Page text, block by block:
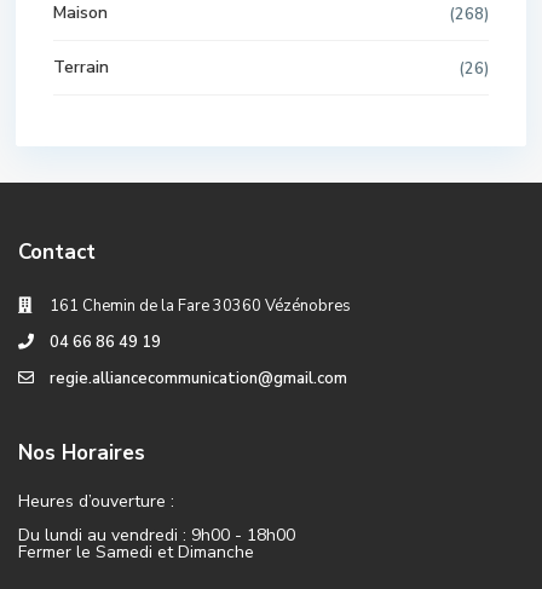
Maison (268)
Terrain (26)
Contact
161 Chemin de la Fare 30360 Vézénobres
04 66 86 49 19
regie.alliancecommunication@gmail.com
Nos Horaires
Heures d’ouverture :
Du lundi au vendredi : 9h00 - 18h00
Fermer le Samedi et Dimanche